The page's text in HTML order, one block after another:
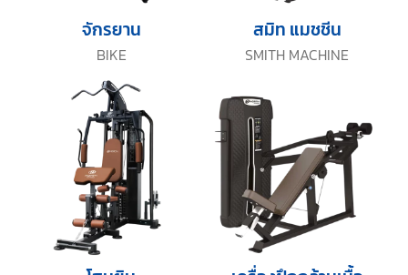
BIKE
จักรยาน
SMITH MACHINE
สมิท แมชชีน